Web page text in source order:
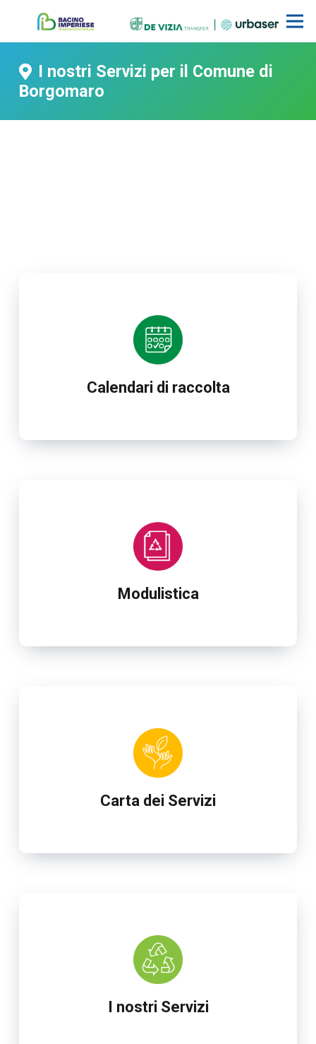
I nostri Servizi per il Comune di
Borgomaro
Calendari di raccolta
Modulistica
Carta dei Servizi
I nostri Servizi